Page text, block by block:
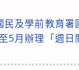
民及學前教育署
5月辦理「週日